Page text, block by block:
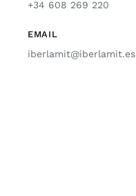
+34 608 269 220
EMAIL
iberlamit@iberlamit.es